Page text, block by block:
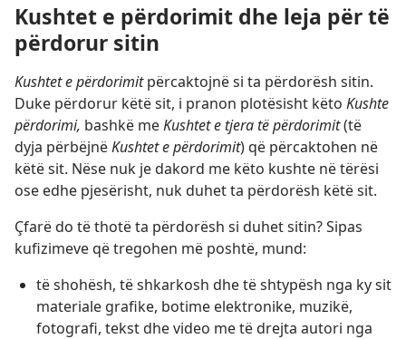
Kushtet e përdorimit dhe leja për të
përdorur sitin
Kushtet e përdorimitpërcaktojnë si ta përdorësh sitin.
Duke përdorur këtë sit, i pranon plotësisht këto Kushte
përdorimi, bashkë meKushtet e tjera të përdorimit(të
dyja përbëjnëKushtet e përdorimit) që përcaktohen në
këtë sit. Nëse nuk je dakord me këto kushte në tërësi
ose edhe pjesërisht, nuk duhet ta përdorësh këtë sit.
Çfarë do të thotë ta përdorësh si duhet sitin? Sipas
kufizimeve që tregohen më poshtë, mund:
të shohësh, të shkarkosh dhe të shtypësh nga ky sit
materiale grafike, botime elektronike, muzikë,
fotografi, tekst dhe video me të drejta autori nga